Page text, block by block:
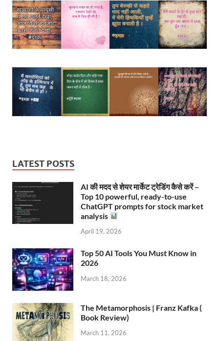
LATEST POSTS
AI की मदद से शेयर मार्केट ट्रेडिंग कैसे करें –
Top 10 powerful, ready-to-use
ChatGPT prompts for stock market
analysis
April 19, 2026
Top 50 AI Tools You Must Know in
2026
March 18, 2026
The Metamorphosis | Franz Kafka (
Book Review)
March 11, 2026